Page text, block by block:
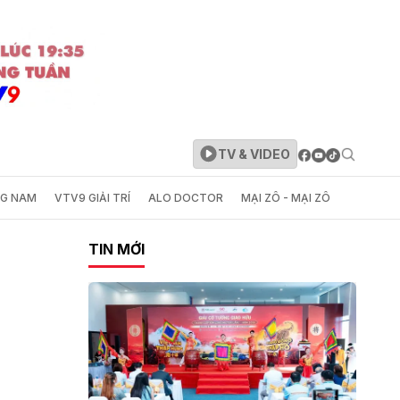
TV & VIDEO
NAM VTV9 GIẢI TRÍ ALO DOCTOR MẠI ZÔ - MẠI ZÔ
TIN MỚI